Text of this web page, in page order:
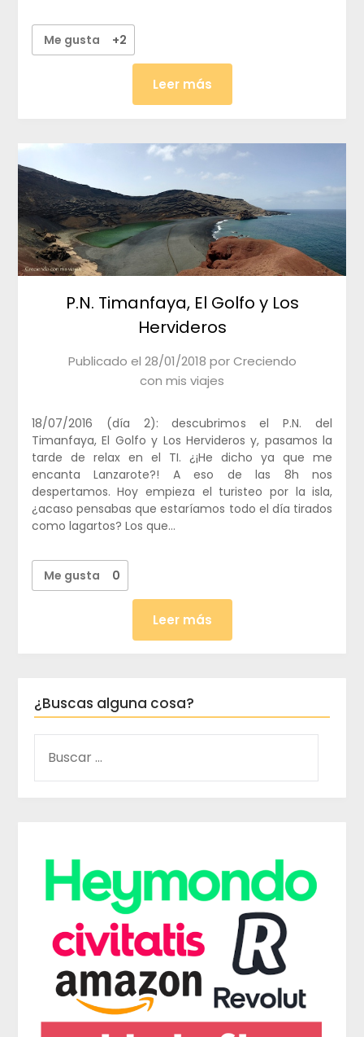
Me gusta +2
Leer más
P.N. Timanfaya, El Golfo y Los
Hervideros
Publicado el 28/01/2018 porCreciendo
con mis viajes
18/07/2016 (día 2): descubrimos el P.N. del
Timanfaya, El Golfo y Los Hervideros y, pasamos la
tarde de relax en el TI. ¿¡He dicho ya que me
encanta Lanzarote?! A eso de las 8h nos
despertamos. Hoy empieza el turisteo por la isla,
¿acaso pensabas que estaríamos todo el día tirados
como lagartos? Los que…
Me gusta 0
Leer más
¿Buscas alguna cosa?